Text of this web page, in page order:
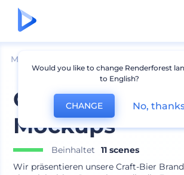
Mockups
Craft-Bier
Mockups
Beinhaltet
11 scenes
Wir präsentieren unsere Craft-Bier
Would you like to change Renderforest
to English?
CHANGE No,